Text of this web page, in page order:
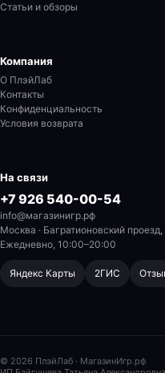
Статьи и обзоры
Компания
О ПлэйЛаб
Контакты
Конфиденциальность
Условия возврата
На связи
+7 926 540-00-54
info@магазинигр.рф
Москва · Багратионовский
Ежедневно, 10:00–20:00
Яндекс Карты 2ГИС
© 2026 ПлэйЛаб · МагазинИгр.рф